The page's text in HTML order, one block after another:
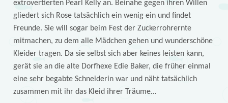
extrovertierten Pearl Kelly an. Beinahe gegen ihren Willen
gliedert sich Rose tatsächlich ein wenig ein und findet
Freunde. Sie will sogar beim Fest der Zuckerrohrernte
mitmachen, zu dem alle Mädchen gehen und wunderschöne
Kleider tragen. Da sie selbst sich aber keines leisten kann,
gerät sie an die alte Dorfhexe Edie Baker, die früher einmal
eine sehr begabte Schneiderin war und näht tatsächlich
zusammen mit ihr das Kleid ihrer Träume…